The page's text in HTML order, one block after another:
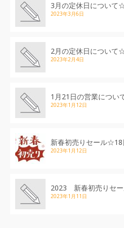
3月の定休日について
2023年3月6日
2月の定休日について
2023年2月4日
1月21日の営業につい
2023年1月12日
新春初売りセール☆18
2023年1月12日
2023 新春初売りセー
2023年1月11日